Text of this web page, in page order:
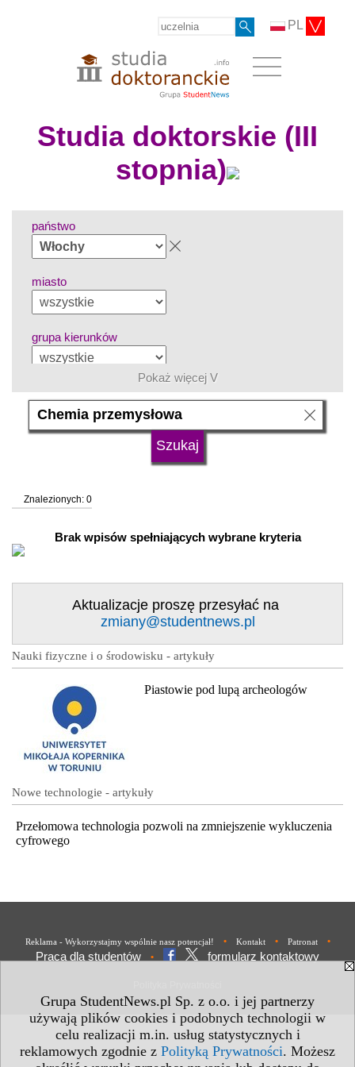
Grupa StudentNews.pl Sp. z o.o. i jej partnerzy
używają plików cookies i podobnych technologii w
celu realizacji m.in. usług statystycznych i
reklamowych zgodnie z Polityką Prywatności. Możesz
PL
Studia doktorskie (III
stopnia)
państwo
miasto
grupa kierunków
język
status uczelni
Pokaż więcej V
Znalezionych: 0
Brak wpisów spełniających wybrane kryteria
Aktualizacje proszę przesyłać na
zmiany@studentnews.pl
Nauki fizyczne i o środowisku - artykuły
Piastowie pod lupą archeologów
Nowe technologie - artykuły
Przełomowa technologia pozwoli na zmniejszenie wykluczenia
cyfrowego
Reklama - Wykorzystajmy wspólnie nasz potencjał! • Kontakt • Patronat •
Praca dla studentów • formularz kontaktowy